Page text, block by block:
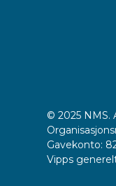
© 2025 NMS.
Gavekonto:
Vipps